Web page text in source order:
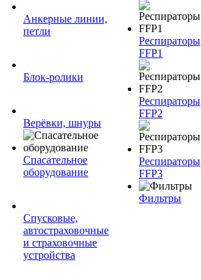
Анкерные линии,
петли
Блок-ролики
Верёвки, шнуры
Спасательное
оборудование
Спусковые,
автостраховочные
и страховочные
устройства
Респираторы
FFP1
Респираторы
FFP2
Респираторы
FFP3
Фильтры